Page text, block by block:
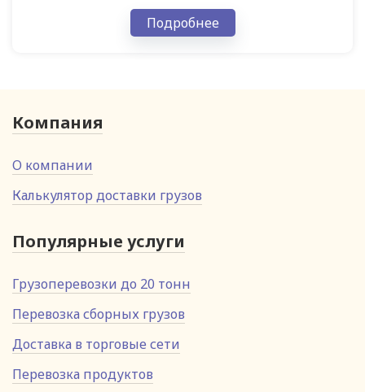
Подробнее
Компания
О компании
Калькулятор доставки грузов
Популярные услуги
Грузоперевозки до 20 тонн
Перевозка сборных грузов
Доставка в торговые сети
Перевозка продуктов